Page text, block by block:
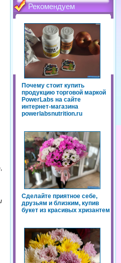
Рекомендуем
Почему стоит купить
продукцию торговой маркой
PowerLabs на сайте
интернет-магазина
powerlabsnutrition.ru
Сделайте приятное себе,
друзьям и близким, купив
букет из красивых хризантем